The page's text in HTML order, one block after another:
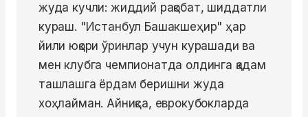
жуда кучли: жиддий рақобат, шиддатли
кураш. "Истанбул Башакшеҳир" ҳар
йили юқори ўринлар учун курашади ва
мен клубга чемпионатда олдинга қадам
ташлашга ёрдам беришни жуда
хоҳлайман. Айниқса, еврокубокларда